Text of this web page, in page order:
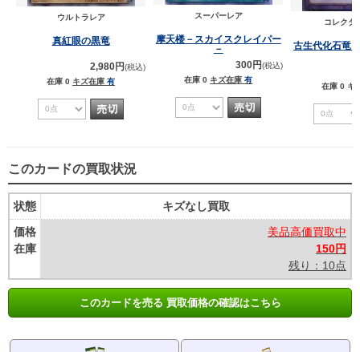
ウルトラレア
真紅眼の黒竜
2,980円(税込)
在庫 0 キズ在庫 有
スーパーレア
摩天楼－スカイスクレイパー
－
300円(税込)
在庫 0 キズ在庫 有
コレクタ
古生代化石竜
在庫 0 キ
このカードの買取状況
状態
価格
在庫
キズなし買取
美品高価買取中
150円
残り：10点
このカードを売る 買取価格の確認はこちら